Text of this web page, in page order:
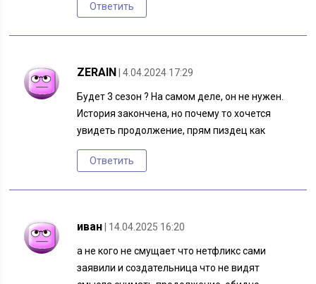
Ответить
ZERAIN | 4.04.2024 17:29
Будет 3 сезон ? На самом деле, он не нужен.
История закончена, но почему то хочется
увидеть продолжение, прям пиздец как
Ответить
иван | 14.04.2025 16:20
а не кого не смущает что нетфликс сами
заявили и создательница что не видят